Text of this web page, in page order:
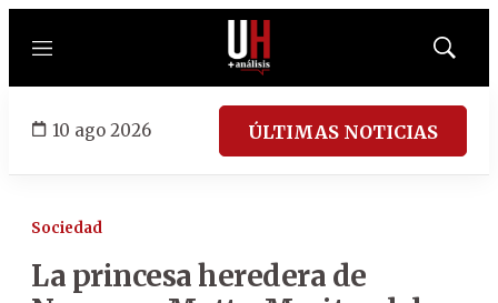
Menú
Mostrar
10 ago 2026 ÚLTIMAS NOTICIAS
Sociedad
La princesa heredera de